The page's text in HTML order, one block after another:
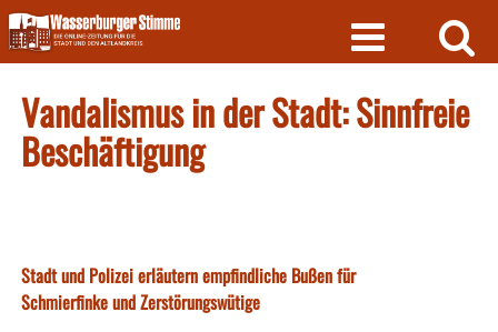
Skip
to
content
Vandalismus in der Stadt: Sinnfreie
Beschäftigung
Stadt und Polizei erläutern empfindliche Bußen für
Schmierfinke und Zerstörungswütige